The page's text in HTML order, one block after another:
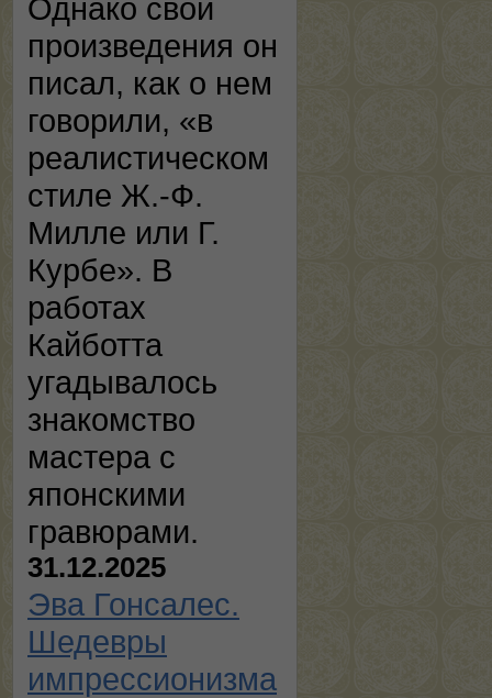
Однако свои
произведения он
писал, как о нем
говорили, «в
реалистическом
стиле Ж.-Ф.
Милле или Г.
Курбе». В
работах
Кайботта
угадывалось
знакомство
мастера с
японскими
гравюрами.
31.12.2025
Эва Гонсалес.
Шедевры
импрессионизма